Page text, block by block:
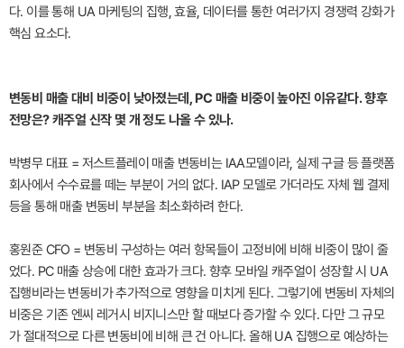
다. 이를 통해 UA 마케팅의 집행, 효율, 데이터를 통한 여러가지 경쟁력 강화가
핵심 요소다.
변동비 매출 대비 비중이 낮아졌는데, PC 매출 비중이 높아진 이유같다. 향후
전망은? 캐주얼 신작 몇 개 정도 나올 수 있나.
박병무 대표 = 저스트플레이 매출 변동비는 IAA모델이라, 실제 구글 등 플랫폼
회사에서 수수료를 떼는 부분이 거의 없다. IAP 모델로 가더라도 자체 웹 결제
등을 통해 매출 변동비 부분을 최소화하려 한다.
홍원준 CFO = 변동비 구성하는 여러 항목들이 고정비에 비해 비중이 많이 줄
었다. PC 매출 상승에 대한 효과가 크다. 향후 모바일 캐주얼이 성장할 시 UA
집행비라는 변동비가 추가적으로 영향을 미치게 된다. 그렇기에 변동비 자체의
비중은 기존 엔씨 레거시 비지니스만 할 때보다 증가할 수 있다. 다만 그 규모
가 절대적으로 다른 변동비에 비해 큰 건 아니다. 올해 UA 집행으로 예상하는